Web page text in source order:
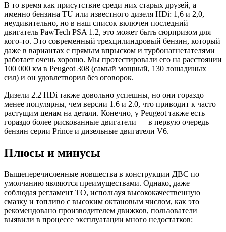
В то время как присутствие среди них старых друзей, а
именно бензина TU или известного дизеля HDi: 1,6 и 2,0,
неудивительно, но в наш список включен последний
двигатель PawTech PSA 1.2, это может быть сюрпризом для
кого-то. Это современный трехцилиндровый бензин, который
даже в вариантах с прямым впрыском и турбонагнетателями
работает очень хорошо. Мы протестировали его на расстоянии
100 000 км в Peugeot 308 (самый мощный, 130 лошадиных
сил) и он удовлетворил без оговорок.
Дизели 2.2 HDi также довольно успешны, но они гораздо
менее популярны, чем версии 1.6 и 2.0, что приводит к часто
растущим ценам на детали. Конечно, у Peugeot также есть
гораздо более рискованные двигатели — в первую очередь
бензин серии Prince и дизельные двигатели V6.
Плюсы и минусы
Вышеперечисленные новшества в конструкции ДВС по
умолчанию являются преимуществами. Однако, даже
соблюдая регламент ТО, используя высококачественную
смазку и топливо с высоким октановым числом, как это
рекомендовано производителем движков, пользователи
выявили в процессе эксплуатации много недостатков: